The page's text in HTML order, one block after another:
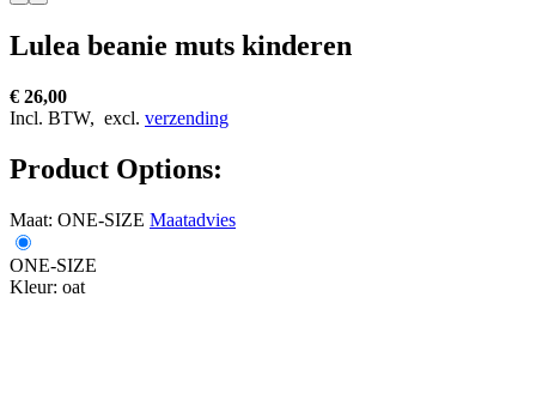
Lulea beanie muts kinderen
€ 26,00
Incl. BTW, excl. verzending
Product Options:
Maat: ONE-SIZE Maatadvies
ONE-SIZE
Kleur: oat